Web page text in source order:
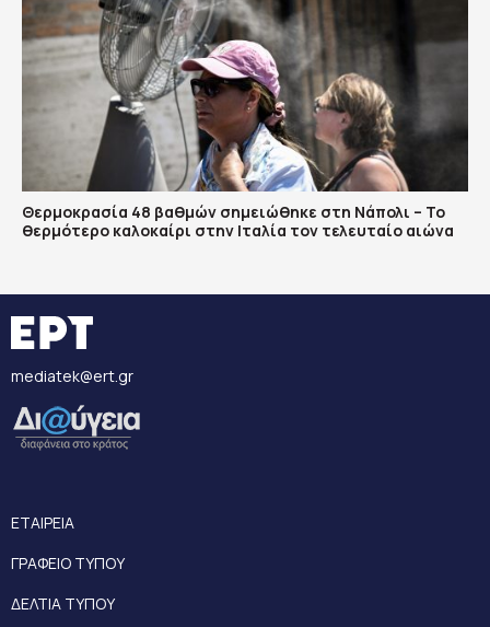
Θερμοκρασία 48 βαθμών σημειώθηκε στη Νάπολι – Το
θερμότερο καλοκαίρι στην Ιταλία τον τελευταίο αιώνα
mediatek@ert.gr
ΕΤΑΙΡΕΙΑ
ΓΡΑΦΕΙΟ ΤΥΠΟΥ
ΔΕΛΤΙΑ ΤΥΠΟΥ